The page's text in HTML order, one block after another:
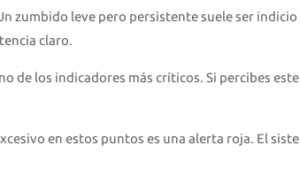
zumbido leve pero persistente suele ser indicio
claro.
de los indicadores más críticos. Si percibes
en estos puntos es una alerta roja. El